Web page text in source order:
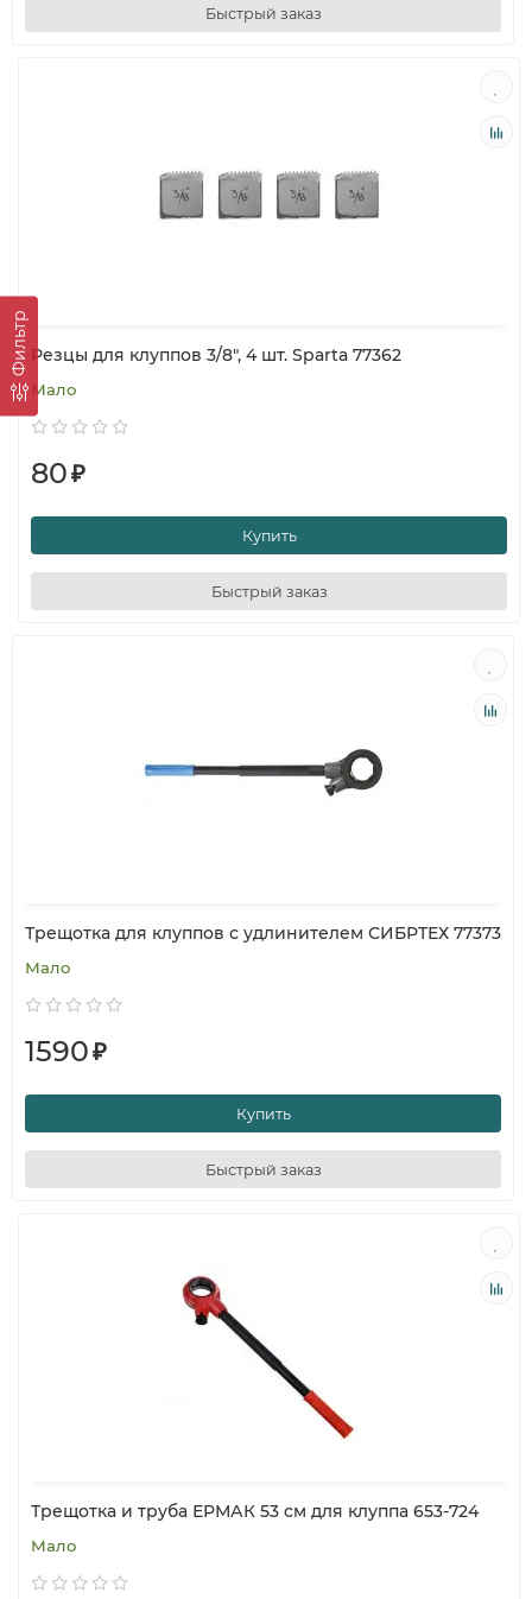
Фильтр
Быстрый заказ
Резцы для клуппов 3/8", 4 шт. Sparta 77362
Мало
80₽
Купить
Быстрый заказ
Трещотка для клуппов с удлинителем СИБРТЕХ 77373
Мало
1590₽
Купить
Быстрый заказ
Трещотка и труба ЕРМАК 53 см для клуппа 653-724
Мало